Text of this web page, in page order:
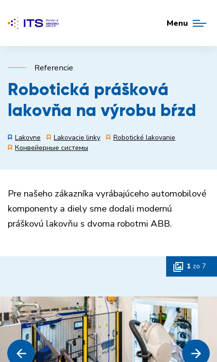
Menu
Referencie
Robotická prášková
lakovňa na výrobu bŕzd
Lakovne Lakovacie linky
Robotické lakovanie
Конвейерные системы
Pre našeho zákazníka vyrábajúceho automobilové
komponenty a diely sme dodali modernú
práškovú lakovňu s dvoma robotmi ABB.
1 zo 7